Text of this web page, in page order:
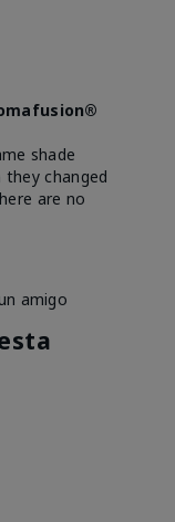
shade
changed
are no
amigo